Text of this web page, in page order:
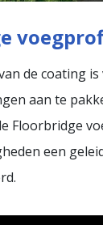
de coating
aan te
Floorbridge
een